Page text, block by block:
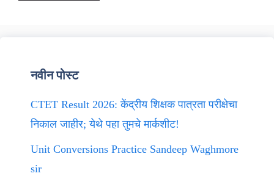
नवीन पोस्ट
CTET Result 2026: केंद्रीय शिक्षक पात्रता परीक्षेचा
निकाल जाहीर; येथे पहा तुमचे मार्कशीट!
Unit Conversions Practice Sandeep Waghmore
sir